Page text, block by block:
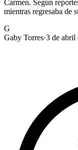
Carmen. Según
mientras regresaba de
G
Gaby Torres·3 de abril